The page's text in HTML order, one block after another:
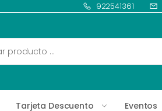
922541361
Tarjeta Descuento Eventos